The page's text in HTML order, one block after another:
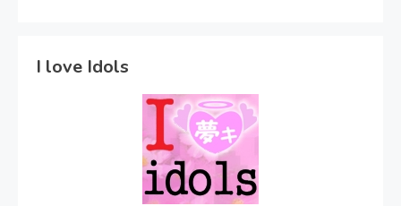
I love Idols